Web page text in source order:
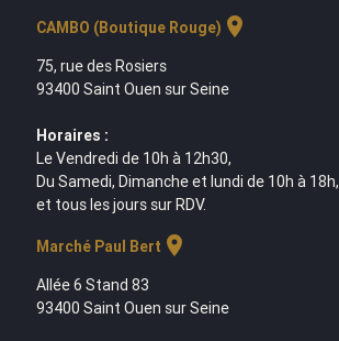
CAMBO (Boutique Rouge) location_on
75, rue des Rosiers
93400 Saint Ouen sur Seine
Horaires :
Le Vendredi de 10h à 12h30,
Du Samedi, Dimanche et lundi de 10h à 18h,
et tous les jours sur RDV.
Marché Paul Bert location_on
Allée 6 Stand 83
93400 Saint Ouen sur Seine